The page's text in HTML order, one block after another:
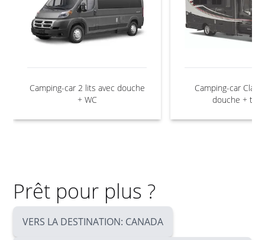
Camping-car 2 lits avec douche
+ WC
Camping-car
douche +
Prêt pour plus ?
VERS LA DESTINATION: CANADA